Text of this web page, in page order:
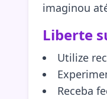
imaginou
Liberte
Utilize
Receba